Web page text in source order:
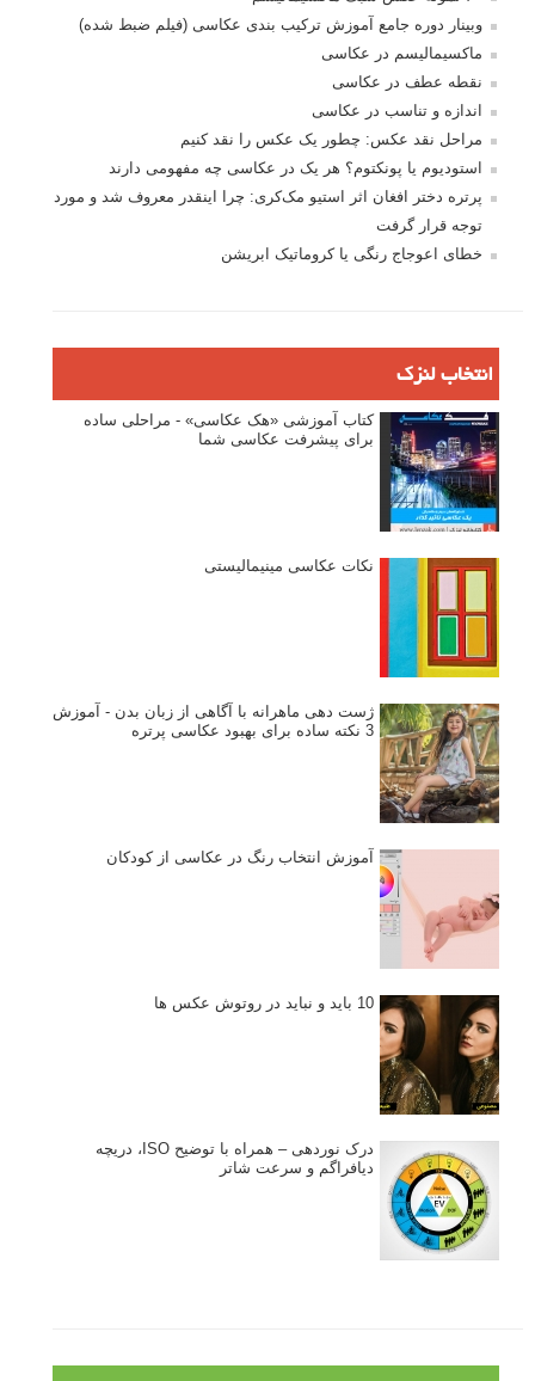
وبینار دوره جامع آموزش ترکیب بندی عکاسی (فیلم ضبط شده)
ماکسیمالیسم در عکاسی
نقطه عطف در عکاسی
اندازه و تناسب در عکاسی
مراحل نقد عکس: چطور یک عکس را نقد کنیم
استودیوم یا پونکتوم؟ هر یک در عکاسی چه مفهومی دارند
پرتره دختر افغان اثر استیو مک‌کری: چرا اینقدر معروف شد و مورد
توجه قرار گرفت
خطای اعوجاج رنگی یا کروماتیک ابریشن
انتخاب لنزک
کتاب آموزشی «هک عکاسی» - مراحلی ساده
برای پیشرفت عکاسی شما
نکات عکاسی مینیمالیستی
ژست دهی ماهرانه با آگاهی از زبان بدن - آموزش
3 نکته ساده برای بهبود عکاسی پرتره
آموزش انتخاب رنگ در عکاسی از کودکان
10 باید و نباید در روتوش عکس ها
درک نوردهی – همراه با توضیح ISO، دریچه
دیافراگم و سرعت شاتر